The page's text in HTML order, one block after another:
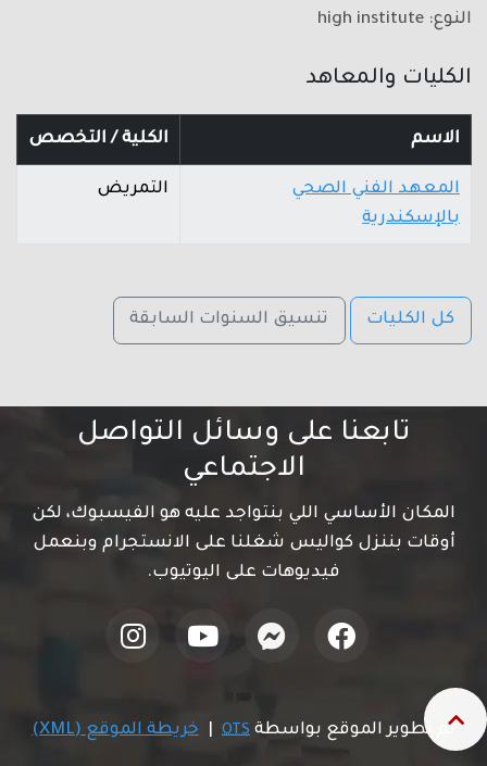
النوع: high institute
الكليات والمعاهد
الاسم الكلية / التخصص
المعهد الفني الصحي
بالإسكندرية
التمريض
كل الكليات تنسيق السنوات السابقة
تابعنا على وسائل التواصل
الاجتماعي
المكان الأساسي اللي بنتواجد عليه هو الفيسبوك، لكن
أوقات بننزل كواليس شغلنا على الانستجرام وبنعمل
فيديوهات على اليوتيوب.
تم تطوير الموقع بواسطة OTS خريطة الموقع (XML)